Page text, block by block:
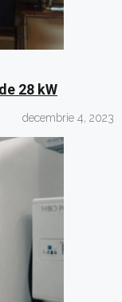
28 kW
decembrie 4, 2023